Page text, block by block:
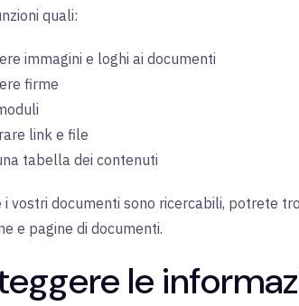
quali:
immagini e loghi ai documenti
firme
link e file
tabella dei contenuti
i vostri documenti sono ricercabili, potrete
e pagine di documenti.
le